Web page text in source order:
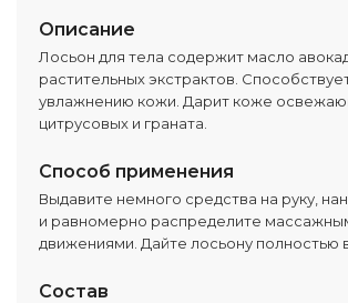
Описание
Лосьон для тела содержит масло
растительных экстрактов.
увлажнению кожи. Дарит коже
цитрусовых и граната.
Способ применения
Выдавите немного средства на руку,
и равномерно распределите
движениями. Дайте лосьону полностью
Состав